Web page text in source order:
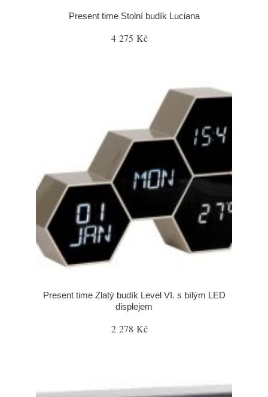
Present time Stolní budík Luciana
4 275 Kč
Present time Zlatý budík Level VI. s bílým LED
displejem
2 278 Kč